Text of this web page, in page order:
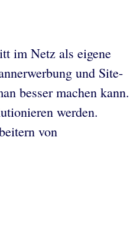
im Netz als eigene
und Site-
besser machen kann.
werden.
von